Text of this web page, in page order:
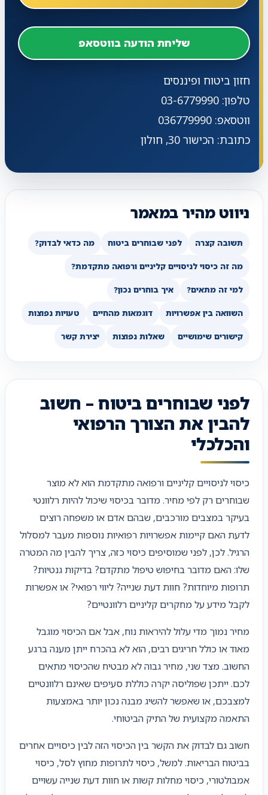
שליחת הודעה בווטסאפ
חזון ביטוח ופיננסים
טלפון: 03-6779990
ווטסאפ: 036779990
כתובת: הכישור 30, חולון
ניווט מהיר במאמר
תשובה קצרה לפני שבוחרים ביטוח מה כדאי לבדוק?
מה זה כיסוי לניסויים קליניים ורפואה מתקדמת?
למי זה מתאים? איך בוחרים נכון?
השוואה בין אפשרויות דוגמאות מהחיים טעויות נפוצות
קישורים שימושיים שאלות נפוצות יצירת קשר
לפני שבוחרים ביטוח – חשוב
להבין את הצורך הרפואי
והכלכלי
כיסוי לניסויים קליניים ורפואה מתקדמת הוא לא מוצר
שבוחרים רק לפי מחיר. מדובר בכיסוי שיכול להיות רלוונטי
בעיקר במצבים מורכבים, שבהם אדם או משפחה רוצים
לדעת האם קיימות אפשרויות רפואיות נוספות מעבר למסלול
הרגיל. לכן, לפני שמוסיפים כיסוי כזה, צריך להבין מה המטרה
שלו: האם מדובר בחיפוש טיפול מתקדם? בדיקות גנטיות?
תרופות מיוחדות? חוות דעת שנייה? ליווי רפואי? או אפשרות
לקבל מידע על מחקרים קליניים רלוונטיים?
מחיר נמוך מדי עלול להיראות נוח, אבל אם הכיסוי מוגבל
מאוד או כולל חריגים רבים, הוא לא בהכרח ייתן מענה ברגע
החשוב. מצד שני, מחיר גבוה לא מבטיח שהכיסוי מתאים
לכם. ייתכן שפוליסה יקרה כוללת סעיפים שאינם רלוונטיים
למצבכם, או שאפשר להשיג מבנה נכון יותר באמצעות
התאמה מקצועית של התיק הביטוחי.
חשוב גם לבדוק את הקשר בין הכיסוי הזה לבין כיסויים אחרים
בביטוח הבריאות. למשל, כיסוי לתרופות מחוץ לסל, כיסוי
אמבולטורי, כיסוי מחלות קשות או חוות דעת שנייה עשויים